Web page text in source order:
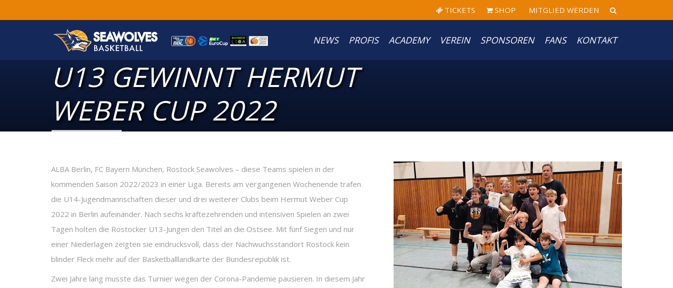
TICKETS SHOP MITGLIED WERDEN
NEWS PROFIS ACADEMY VEREIN SPONSOREN FANS KONTAKT
U13 GEWINNT HERMUT
WEBER CUP 2022
ALBA Berlin, FC Bayern München, Rostock Seawolves – diese Teams spielen in der
kommenden Saison 2022/2023 in einer Liga. Bereits am vergangenen Wochenende trafen
die U14-Jugendmannschaften dieser und drei weiterer Clubs beim Hermut Weber Cup
2022 in Berlin aufeinander. Nach sechs kräftezehrenden und intensiven Spielen an zwei
Tagen holten die Rostocker U13-Jungen den Titel an die Ostsee. Mit fünf Siegen und nur
einer Niederlagen zeigten sie eindrucksvoll, dass der Nachwuchsstandort Rostock kein
blinder Fleck mehr auf der Basketballlandkarte der Bundesrepublik ist.
Zwei Jahre lang musste das Turnier wegen der Corona-Pandemie pausieren. In diesem Jahr